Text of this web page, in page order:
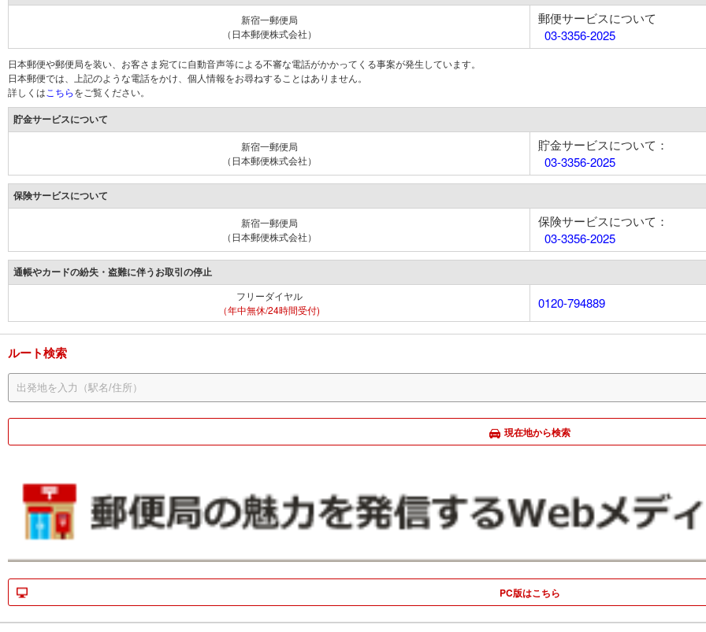
新宿一郵便局
（日本郵便株式会社）
郵便サービスについて
03-3356-2025
日本郵便や郵便局を装い、お客さま宛てに自動音声等による不審な電話がかかってくる事案が発生しています。
日本郵便では、上記のような電話をかけ、個人情報をお尋ねすることはありません。
詳しくは こちらをご覧ください。
貯金サービスについて
新宿一郵便局
（日本郵便株式会社）
貯金サービスについて：
03-3356-2025
保険サービスについて
新宿一郵便局
（日本郵便株式会社）
保険サービスについて：
03-3356-2025
通帳やカードの紛失・盗難に伴うお取引の停止
フリーダイヤル
（年中無休/24時間受付)
0120-794889
ルート検索
現在地から検索
PC版はこちら